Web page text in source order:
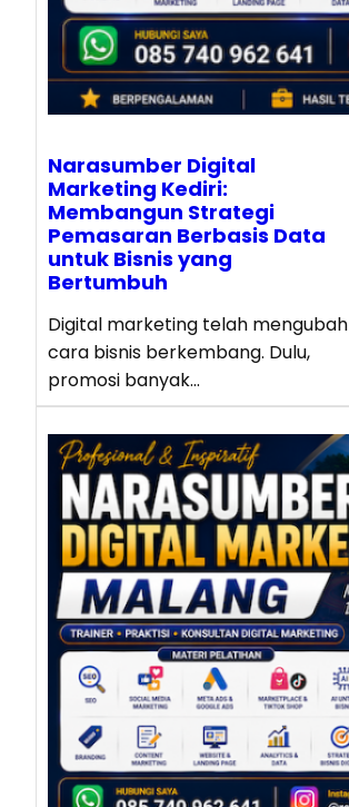
Narasumber Digital
Marketing Kediri:
Membangun Strategi
Pemasaran Berbasis Data
untuk Bisnis yang
Bertumbuh
Digital marketing telah mengubah
cara bisnis berkembang. Dulu,
promosi banyak…